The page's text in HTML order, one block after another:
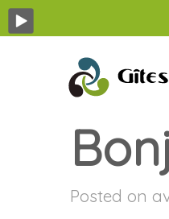
Posted on